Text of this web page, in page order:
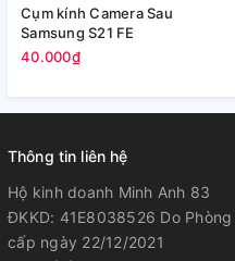
Cụm kính Camera Sau
Samsung S21 FE
40.000₫
Thông tin liên hệ
Hộ kinh doanh Minh Anh 83
ĐKKD: 41E8038526 Do
cấp ngày 22/12/2021